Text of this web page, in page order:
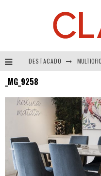
DESTACADO
_MG_9258